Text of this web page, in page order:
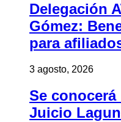
Delegación
Gómez:
para
3 agosto, 2026
Se
Juicio